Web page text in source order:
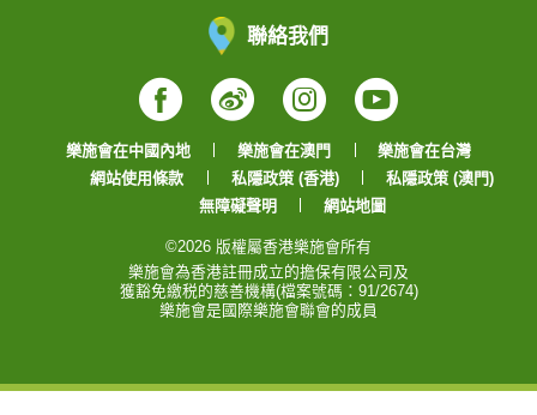
聯絡我們
Facebook
WeiboInstagram
YouTube
樂施會在中國內地 樂施會在澳門
樂施會在台灣
網站使用條款
私隱政策 (香港)
私隱政策 (澳門)
無障礙聲明
網站地圖
©2026 版權屬香港樂施會所有
樂施會為香港註冊成立的擔保有限公司及
獲豁免繳税的慈善機構(檔案號碼：91/2674)
樂施會是國際樂施會聯會的成員